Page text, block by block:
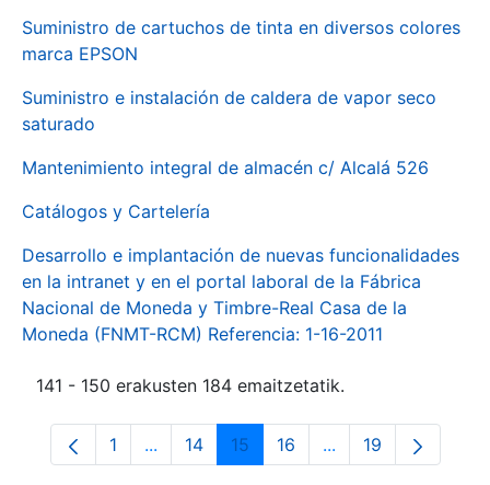
Suministro de cartuchos de tinta en diversos colores
marca EPSON
Suministro e instalación de caldera de vapor seco
saturado
Mantenimiento integral de almacén c/ Alcalá 526
Catálogos y Cartelería
Desarrollo e implantación de nuevas funcionalidades
en la intranet y en el portal laboral de la Fábrica
Nacional de Moneda y Timbre-Real Casa de la
Moneda (FNMT-RCM) Referencia: 1-16-2011
141 - 150 erakusten 184 emaitzetatik.
Orrialdea
1 ...Intermediate Pages Use TAB to navigate.
Orrialdea
14 Orrialdea
15 Orrialdea
16 ...Intermediate
Orrialdea
19